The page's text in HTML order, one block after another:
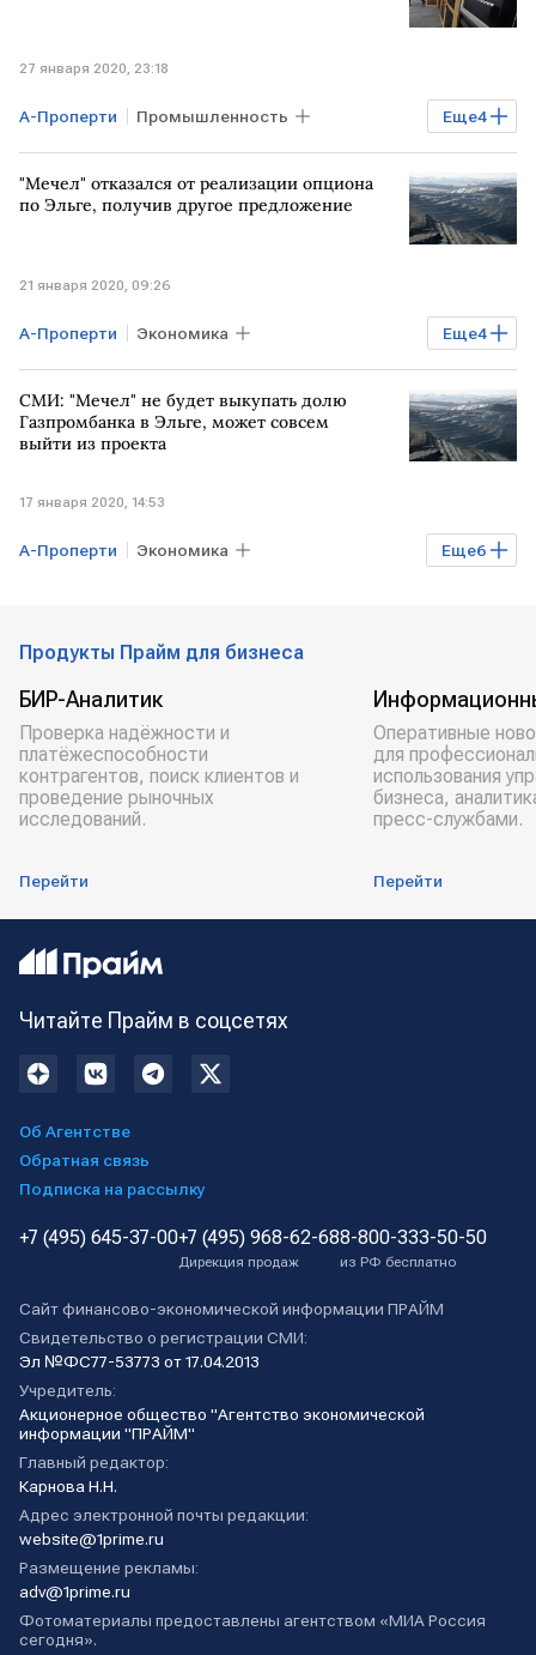
27 января 2020, 23:18
Еще4
А-Проперти Промышленность
экономика России Экономика
РОССИЯ Эльгинское месторождение
"Мечел" отказался от реализации опциона
по Эльге, получив другое предложение
21 января 2020, 09:26
Еще4
А-Проперти Экономика
Промышленность Мечел
Газпромбанк
СМИ: "Мечел" не будет выкупать долю
Газпромбанка в Эльге, может совсем
выйти из проекта
17 января 2020, 14:53
Еще6
А-Проперти Экономика
Продукты Прайм для бизнеса
БИР-Аналитик
Проверка надёжности и
платёжеспособности
контрагентов, поиск клиентов и
проведение рыночных
исследований.
Перейти
Оперативные
для
использования
бизнеса,
пресс-службами.
Перейти
Читайте Прайм в соцсетях
Об Агентстве
Обратная связь
Подписка на рассылку
+7 (495) 645-37-00+7 (495) 968-62-68
Дирекция продаж
8-800-333-50-50
из РФ бесплатно
Сайт финансово-экономической информации ПРАЙМ
Свидетельство о регистрации СМИ:
Эл №ФС77-53773 от 17.04.2013
Учредитель:
Акционерное общество "Агентство экономической
информации "ПРАЙМ"
Главный редактор:
Карнова Н.Н.
Адрес электронной почты редакции:
website@1prime.ru
Размещение рекламы:
adv@1prime.ru
Фотоматериалы предоставлены агентством «МИА Россия
сегодня».